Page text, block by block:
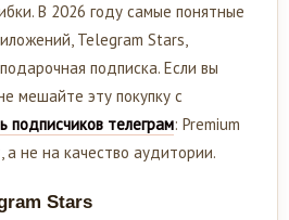
В 2026 году самые понятные
Telegram Stars,
подписка. Если вы
мешайте эту покупку с
подписчиков телеграм: Premium
а не на качество аудитории.
Stars